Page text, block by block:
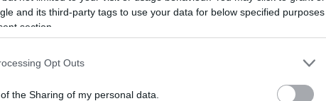
and its third-party tags to use your data for below specified purposes
section.
Opt Outs
the Sharing of my personal data.